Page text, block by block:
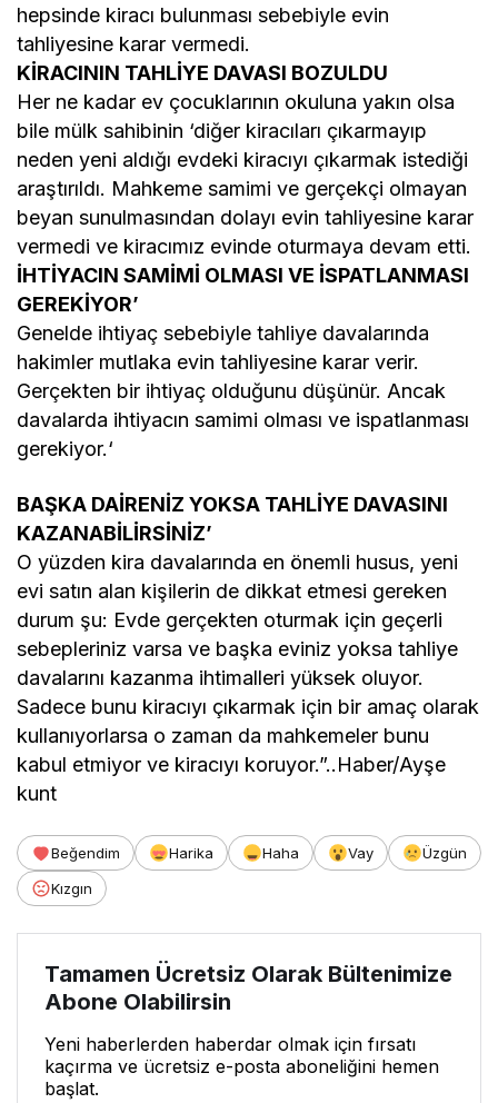
hepsinde kiracı bulunması sebebiyle evin
tahliyesine karar vermedi.
KİRACININ TAHLİYE DAVASI BOZULDU
Her ne kadar ev çocuklarının okuluna yakın olsa
bile mülk sahibinin ‘diğer kiracıları çıkarmayıp
neden yeni aldığı evdeki kiracıyı çıkarmak istediği
araştırıldı. Mahkeme samimi ve gerçekçi olmayan
beyan sunulmasından dolayı evin tahliyesine karar
vermedi ve kiracımız evinde oturmaya devam etti.
İHTİYACIN SAMİMİ OLMASI VE İSPATLANMASI
GEREKİYOR’
Genelde ihtiyaç sebebiyle tahliye davalarında
hakimler mutlaka evin tahliyesine karar verir.
Gerçekten bir ihtiyaç olduğunu düşünür. Ancak
davalarda ihtiyacın samimi olması ve ispatlanması
gerekiyor.‘
BAŞKA DAİRENİZ YOKSA TAHLİYE DAVASINI
KAZANABİLİRSİNİZ’
O yüzden kira davalarında en önemli husus, yeni
evi satın alan kişilerin de dikkat etmesi gereken
durum şu: Evde gerçekten oturmak için geçerli
sebepleriniz varsa ve başka eviniz yoksa tahliye
davalarını kazanma ihtimalleri yüksek oluyor.
Sadece bunu kiracıyı çıkarmak için bir amaç olarak
kullanıyorlarsa o zaman da mahkemeler bunu
kabul etmiyor ve kiracıyı koruyor.”..Haber/Ayşe
kunt
Beğendim Harika Haha Vay
Üzgün
Kızgın
Tamamen Ücretsiz Olarak Bültenimize
Abone Olabilirsin
Yeni haberlerden haberdar olmak için fırsatı
kaçırma ve ücretsiz e-posta aboneliğini hemen
başlat.